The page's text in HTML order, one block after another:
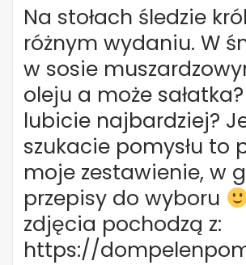
Na stołach śledzie
różnym wydaniu. W
w sosie
oleju a może
lubicie najbardziej?
szukacie pomysłu to
moje zestawienie, w
przepisy do wyboru
zdjęcia pochodzą z:
https://